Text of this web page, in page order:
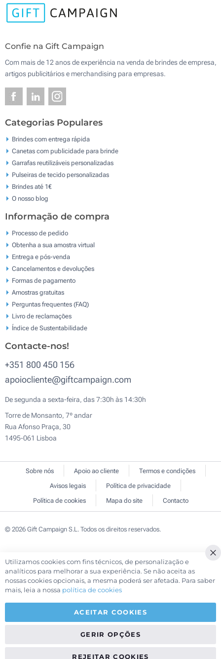
Confie na Gift Campaign
Com mais de 12 anos de experiência na venda de brindes de empresa,
artigos publicitários e merchandising para empresas.
Categorias Populares
Brindes com entrega rápida
Canetas com publicidade para brinde
Garrafas reutilizáveis personalizadas
Pulseiras de tecido personalizadas
Brindes até 1€
O nosso blog
Informação de compra
Processo de pedido
Obtenha a sua amostra virtual
Entrega e pós-venda
Cancelamentos e devoluções
Formas de pagamento
Amostras gratuitas
Perguntas frequentes (FAQ)
Livro de reclamaçōes
Índice de Sustentabilidade
Contacte-nos!
+351 800 450 156
apoiocliente@giftcampaign.com
De segunda a sexta-feira, das 7:30h às 14:30h
Torre de Monsanto, 7º andar
Rua Afonso Praça, 30
1495-061 Lisboa
Sobre nós Apoio ao cliente
Termos e condições
Avisos legais
Política de privacidade
Política de cookies
Mapa do site Contacto
© 2026 Gift Campaign S.L. Todos os direitos reservados.
Utilizamos cookies com fins técnicos, de personalização e
analíticos para melhorar a sua experiência. Se não aceita as
nossas cookies opcionais, a mesma poderá ser afetada. Para saber
mais, leia a nossa política de cookies
ACEITAR COOKIES
GERIR OPÇÕES
REJEITAR COOKIES